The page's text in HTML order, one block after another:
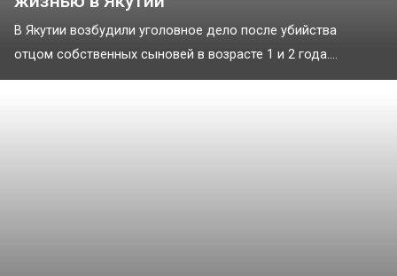
В Якутии возбудили уголовное дело после убийства
отцом собственных сыновей в возрасте 1 и 2 года....